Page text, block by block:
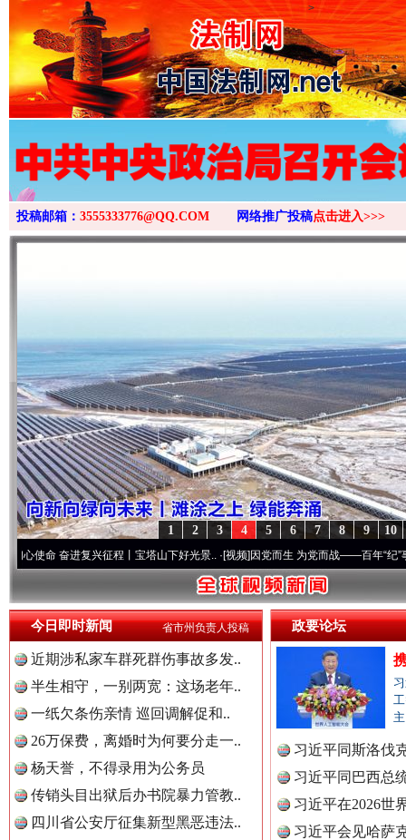
>
投稿邮箱： 3555333776@QQ.COM 网络推广投稿点击进入>>>
10
9
8
7
6
5
4
3
2
1
进复兴征程丨宝塔山下好光景..·[视频]因党而生 为党而战——百年“纪”事⑧加强纪
今日即时新闻
近期涉私家车群死群伤事故多发..
半生相守，一别两宽：这场老年..
一纸欠条伤亲情 巡回调解促和..
26万保费，离婚时为何要分走一..
杨天誉，不得录用为公务员
传销头目出狱后办书院暴力管教..
四川省公安厅征集新型黑恶违法..
省市州负责人投稿 政要论坛
习近平同斯洛伐
习近平同巴西总
习近平在2026世
理高级..
习近平会见哈萨
“后车司机肯定在骂我”